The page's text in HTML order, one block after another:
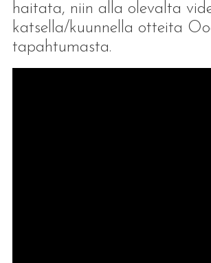
haitata, niin alla olevalta
katsella/kuunnella otteita
tapahtumasta.